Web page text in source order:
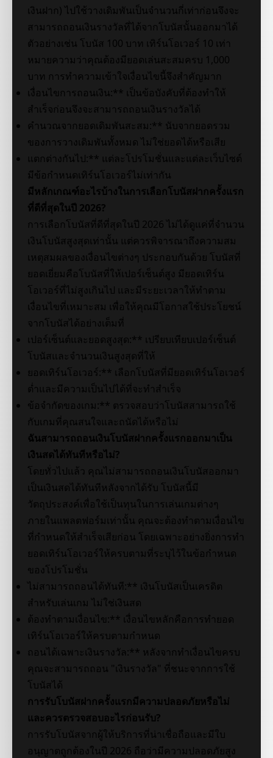
เงินฝาก) ไปใช้วางเดิมพันเป็นจำนวนกี่เท่าก่อนจึงจะ
สามารถถอนเงินรางวัลที่ได้จากโบนัสนั้นออกมาได้
ตัวอย่างเช่น โบนัส 100 บาท เทิร์นโอเวอร์ 10 เท่า
หมายความว่าคุณต้องมียอดเล่นสะสมครบ 1,000
บาท การทำความเข้าใจเงื่อนไขนี้จึงสำคัญมาก
เงื่อนไขการถอนเงิน:** เป็นข้อบังคับที่ต้องทำให้
สำเร็จก่อนจึงจะสามารถถอนเงินรางวัลได้
คำนวณจากยอดเดิมพันสะสม:** นับจากยอดรวม
ของการวางเดิมพันทั้งหมด ไม่ใช่ยอดได้หรือเสีย
แตกต่างกันไป:** แต่ละโปรโมชั่นและแต่ละเว็บไซต์
มีข้อกำหนดเทิร์นโอเวอร์ไม่เท่ากัน
มีหลักเกณฑ์อะไรบ้างในการเลือกโบนัสฝากครั้งแรก
ที่ดีที่สุดในปี 2026?
การเลือกโบนัสที่ดีที่สุดในปี 2026 ไม่ได้ดูแค่ที่จำนวน
เงินโบนัสสูงสุดเท่านั้น แต่ควรพิจารณาถึงความสม
เหตุสมผลของเงื่อนไขต่างๆ ประกอบกันด้วย โบนัสที่
ยอดเยี่ยมคือโบนัสที่ให้เปอร์เซ็นต์สูง มียอดเทิร์น
โอเวอร์ที่ไม่สูงเกินไป และมีระยะเวลาให้ทำตาม
เงื่อนไขที่เหมาะสม เพื่อให้คุณมีโอกาสใช้ประโยชน์
จากโบนัสได้อย่างเต็มที่
เปอร์เซ็นต์และยอดสูงสุด:** เปรียบเทียบเปอร์เซ็นต์
โบนัสและจำนวนเงินสูงสุดที่ให้
ยอดเทิร์นโอเวอร์:** เลือกโบนัสที่มียอดเทิร์นโอเวอร์
ต่ำและมีความเป็นไปได้ที่จะทำสำเร็จ
ข้อจำกัดของเกม:** ตรวจสอบว่าโบนัสสามารถใช้
กับเกมที่คุณสนใจและถนัดได้หรือไม่
ฉันสามารถถอนเงินโบนัสฝากครั้งแรกออกมาเป็น
เงินสดได้ทันทีหรือไม่?
โดยทั่วไปแล้ว คุณไม่สามารถถอนเงินโบนัสออกมา
เป็นเงินสดได้ทันทีหลังจากได้รับ โบนัสนี้มี
วัตถุประสงค์เพื่อใช้เป็นทุนในการเล่นเกมต่างๆ
ภายในแพลตฟอร์มเท่านั้น คุณจะต้องทำตามเงื่อนไข
ที่กำหนดให้สำเร็จเสียก่อน โดยเฉพาะอย่างยิ่งการทำ
ยอดเทิร์นโอเวอร์ให้ครบตามที่ระบุไว้ในข้อกำหนด
ของโปรโมชั่น
ไม่สามารถถอนได้ทันที:** เงินโบนัสเป็นเครดิต
สำหรับเล่นเกม ไม่ใช่เงินสด
ต้องทำตามเงื่อนไข:** เงื่อนไขหลักคือการทำยอด
เทิร์นโอเวอร์ให้ครบตามกำหนด
ถอนได้เฉพาะเงินรางวัล:** หลังจากทำเงื่อนไขครบ
คุณจะสามารถถอน "เงินรางวัล" ที่ชนะจากการใช้
โบนัสได้
การรับโบนัสฝากครั้งแรกมีความปลอดภัยหรือไม่
และควรตรวจสอบอะไรก่อนรับ?
การรับโบนัสจากผู้ให้บริการที่น่าเชื่อถือและมีใบ
อนุญาตถูกต้องในปี 2026 ถือว่ามีความปลอดภัยสูง